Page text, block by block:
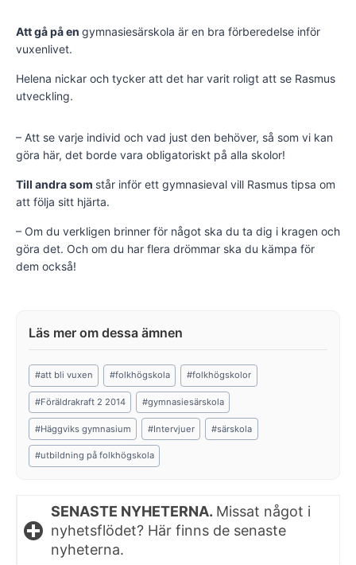
Att gå på en gymnasiesärskola är en bra förberedelse inför
vuxenlivet.
Helena nickar och tycker att det har varit roligt att se Rasmus
utveckling.
– Att se varje individ och vad just den behöver, så som vi kan
göra här, det borde vara obligatoriskt på alla skolor!
Till andra som står inför ett gymnasieval vill Rasmus tipsa om
att följa sitt hjärta.
– Om du verkligen brinner för något ska du ta dig i kragen och
göra det. Och om du har flera drömmar ska du kämpa för
dem också!
Post
Tags:
#att bli vuxen #folkhögskola #folkhögskolor
#Föräldrakraft 2 2014 #gymnasiesärskola
#Häggviks gymnasium #Intervjuer #särskola
#utbildning på folkhögskola
SENASTE NYHETERNA. Missat något i
nyhetsflödet? Här finns de senaste
nyheterna.